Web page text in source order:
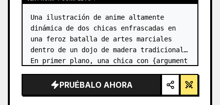
Una ilustración de anime altamente
dinámica de dos chicas enfrascadas en
una feroz batalla de artes marciales
dentro de un dojo de madera tradicional.
En primer plano, una chica con {argument
negro en un moño alto con c…
PRUÉBALO AHORA